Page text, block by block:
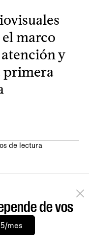
marco
y
primera
de lectura
de vos
mes